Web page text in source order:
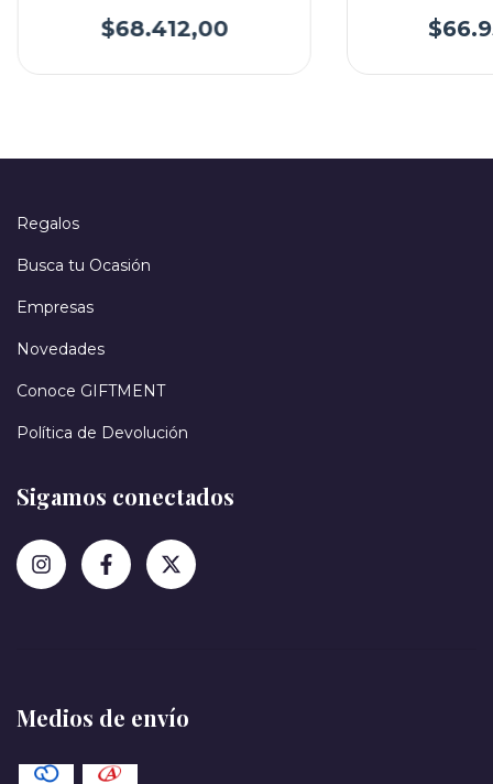
$68.412,00
Regalos
Busca tu Ocasión
Empresas
Novedades
Conoce GIFTMENT
Política de Devolución
Sigamos conectados
Medios de envío